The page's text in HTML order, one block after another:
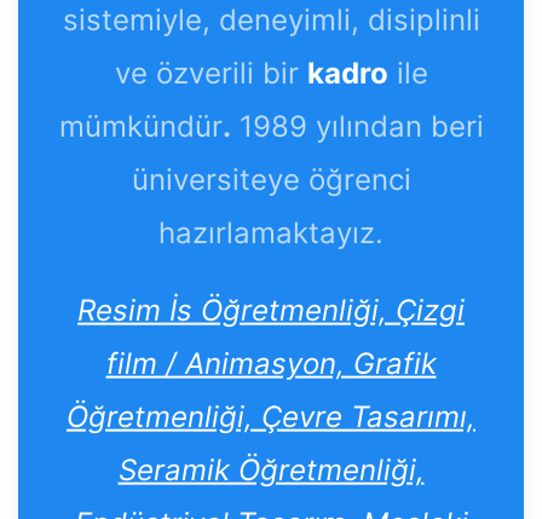
sistemiyle, deneyimli, disiplinli
ve özverili bir kadro ile
mümkündür. 1989 yılından beri
üniversiteye öğrenci
hazırlamaktayız.
Resim İs Öğretmenliği, Çizgi
film / Animasyon, Grafik
Öğretmenliği, Çevre Tasarımı,
Seramik Öğretmenliği,